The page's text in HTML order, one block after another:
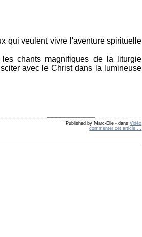
qui veulent vivre l'aventure spirituelle
chants magnifiques de la liturgie
avec le Christ dans la lumineuse
Published by Marc-Elie - dansVidéo
commenter cet article